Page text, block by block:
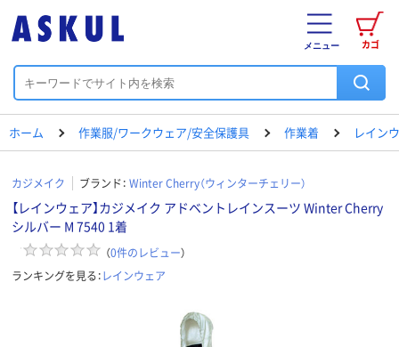
カゴ
メニュー
ホーム 作業服/ワークウェア/安全保護具 作業着 レイン
カジメイク ブランド： Winter Cherry（ウィンターチェリー）
【レインウェア】カジメイク アドベントレインスーツ Winter Cherry
シルバー M 7540 1着
（0件のレビュー）
ランキングを見る：レインウェア